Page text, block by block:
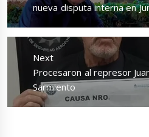
post:
nueva disputa interna en
Next
Next
post:
Procesaron al represor
Sarmiento